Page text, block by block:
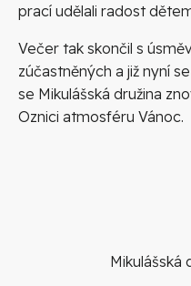
prací udělali radost
Večer tak skončil s
zúčastněných a již nyní
se Mikulášská družina
Oznici atmosféru Vánoc.
Mikulášská